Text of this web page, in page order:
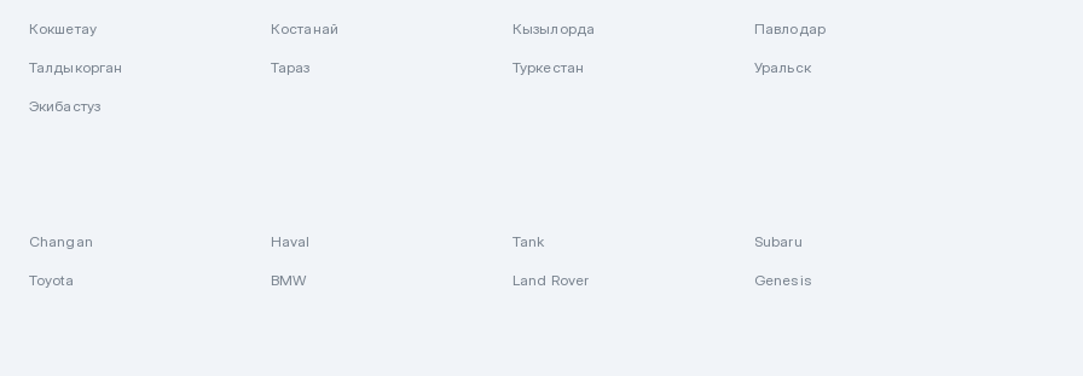
Кокшетау Костанай Кызылорда Павлодар
Талдыкорган Тараз Туркестан Уральск
Экибастуз
Changan Haval Tank Subaru
Toyota BMW Land Rover Genesis